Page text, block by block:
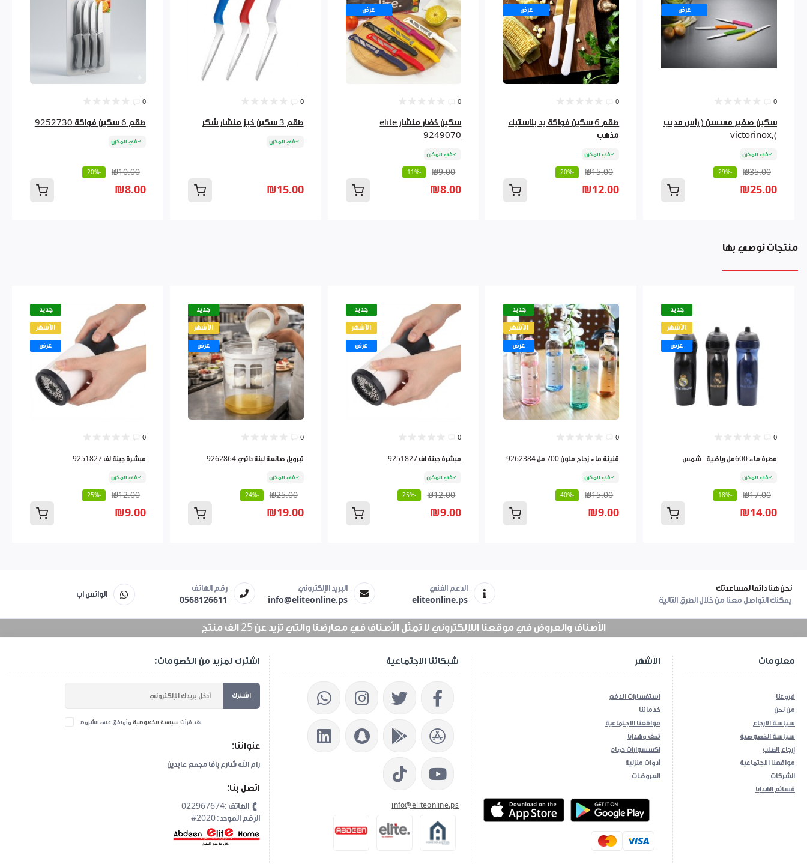
عرض
0
سكين صغير مسسن ( رأس مدبب
),victorinox
في المخزن
₪35.00
-29%
₪25.00
عرض
0
طقم 6 سكين فواكة يد بلاستيك
مذهب
في المخزن
₪15.00
-20%
₪12.00
عرض
0
سكين خضار منشار elite
9249070
في المخزن
₪9.00
-11%
₪8.00
0
طقم 3 سكين خبز منشار شكر
في المخزن
₪15.00
0
طقم 6 سكين فواكة 9252730
في المخزن
₪10.00
-20%
₪8.00
منتجات نوصي بها
جديد
الأشهر
عرض
0
مطرة ماء 600مل رياضية - شمس
في المخزن
₪17.00
-18%
₪14.00
جديد
الأشهر
عرض
0
قنينة ماء زجاج ملون 700 مل 9262384
في المخزن
₪15.00
-40%
₪9.00
جديد
الأشهر
عرض
0
مبشرة جبنة لف 9251827
في المخزن
₪12.00
-25%
₪9.00
جديد
الأشهر
عرض
0
تبرويل صانعة لبنة دائري 9262864
في المخزن
₪25.00
-24%
₪19.00
جديد
الأشهر
عرض
0
مبشرة جبنة لف 9251827
في المخزن
₪12.00
-25%
₪9.00
نحن هنا دائما لمساعدتك
يمكنك التواصل معنا من خلال الطرق التالية
الدعم الفني
eliteonline.ps
البريد الإلكتروني
info@eliteonline.ps
رقم الهاتف
0568126611
الواتس اب
الأصناف والعروض في موقعنا اللإلكتروني لا تمثل الأصناف في معارضنا والتي تزيد عن 25 الف منتج
اشترك لمزيد من الخصومات:
اشترك
لقد قرأت سياسة الخصوصية وأوافق على الشروط
عنواننا:
رام الله شارع يافا مجمع عابدين
اتصل بنا:
الهاتف :022967674
#2020 :الرقم الموحد
شبكاتنا الاجتماعية
info@eliteonline.ps
الأشهر
استفسارات الدفع
خدماتنا
مواقعنا الاجتماعية
تحف وهدايا
اكسسوارات حمام
أدوات منزلية
العروضات
ios App Android App
معلومات
فروعنا
من نحن
سياسة الارجاع
سياسة الخصوصية
إرجاع الطلب
مواقعنا الاجتماعية
الشركات
قسائم الهدايا